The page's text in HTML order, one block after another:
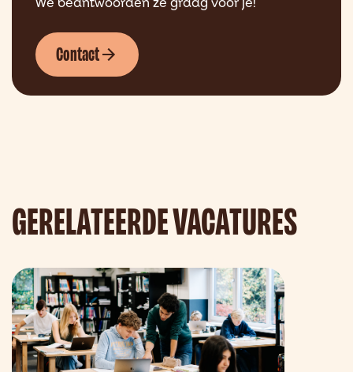
We beantwoorden ze graag voor je!
Contact
GERELATEERDE VACATURES